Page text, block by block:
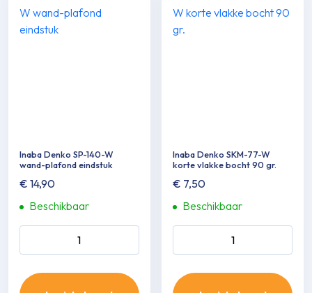
Inaba Denko SP-140-W
wand-plafond eindstuk
€ 14,90
Beschikbaar
Inaba Denko SKM-77-W
korte vlakke bocht 90 gr.
€ 7,50
Beschikbaar